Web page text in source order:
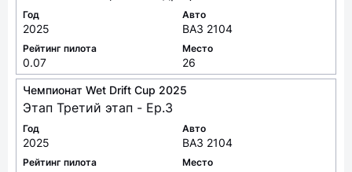
Чемпионат Drift that... YUKA '25
Этап Революционный дрифт v.2.0
Год
2025
Авто
ВАЗ 2104
Рейтинг пилота
0.07
Место
Чемпионат Wet Drift Cup 2025
Этап Третий этап - Ep.3
Год Авто